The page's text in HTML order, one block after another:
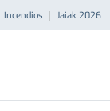
Incendios Jaiak 2026